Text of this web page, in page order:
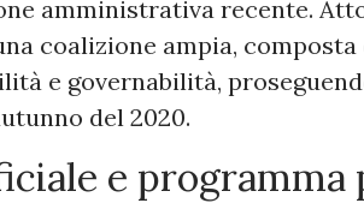
amministrativa recente.
coalizione ampia,
e governabilità,
del 2020.
e